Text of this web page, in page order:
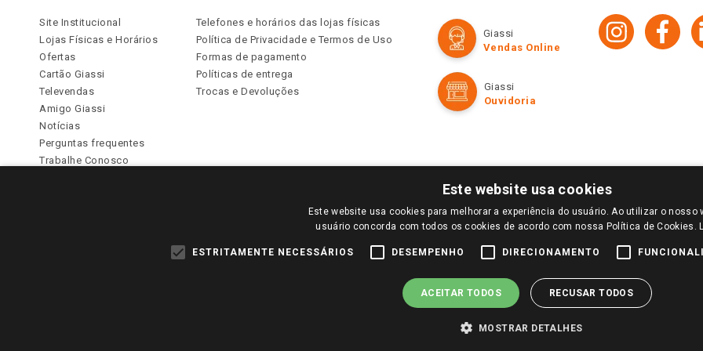
Site Institucional
Lojas Físicas e Horários
Ofertas
Cartão Giassi
Televendas
Amigo Giassi
Notícias
Perguntas frequentes
Trabalhe Conosco
Telefones e horários das lojas físicas
Política de Privacidade e Termos de Uso
Formas de pagamento
Políticas de entrega
Trocas e Devoluções
Giassi
Vendas Online
Giassi
Ouvidoria
PARA VER OS PREÇOS DA SUA REGIÃO, FAÇA LOGIN E SELECIONE A LOJA DE SUA PREFERÊNCIA. SOMENTE APÓS O LOGIN, OS PREÇOS
TODOS OS PREÇOS E CONDIÇÕES COMERCIAIS DESTE SITE SÃO VÁLIDOS APENAS PARA COMPRAS REALIZADAS NO GIASSI.COM.BR E NA LOJA
DE BUSCAS.
Este website usa cookies
Este website usa cookies para melhorar a experiência do usuário. Ao utilizar o nosso
usuário concorda com todos os cookies de acordo com nossa Política de Cookies.
ESTRITAMENTE NECESSÁRIOS DESEMPENHO DIRECIONAMENTO
ACEITAR TODOS RECUSAR TODOS
MOSTRAR DETALHES